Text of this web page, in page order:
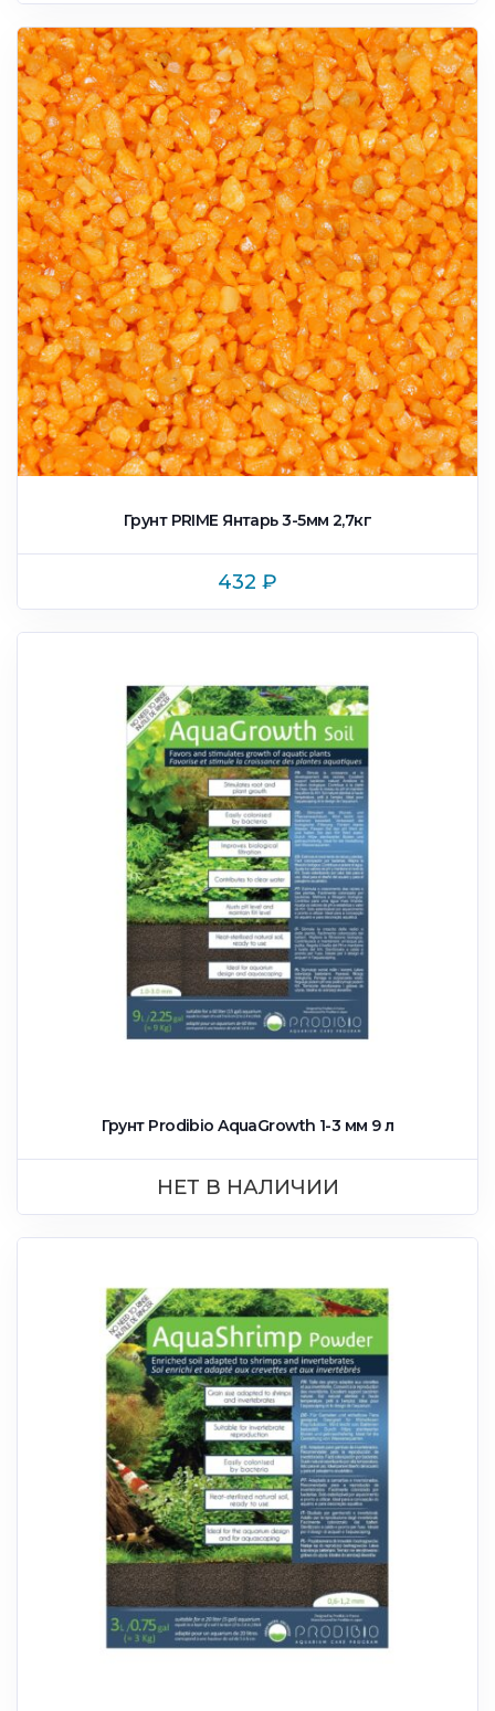
Грунт PRIME Янтарь 3-5мм 2,7кг
432 ₽
Грунт Prodibio AquaGrowth 1-3 мм 9 л
НЕТ В НАЛИЧИИ